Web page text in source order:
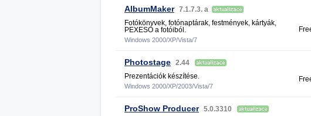
AlbumMaker 7.1.7.3. a
Fotókönyvek, fotónaptárak, festmények, kártyák,
PEXESO a fotóiból.
Windows 2000/XP/Vista/7
Photostage 2.44
Prezentációk készítése.
Windows 2000/XP/2003/Vista/7
ProShow Producer 5.0.3310